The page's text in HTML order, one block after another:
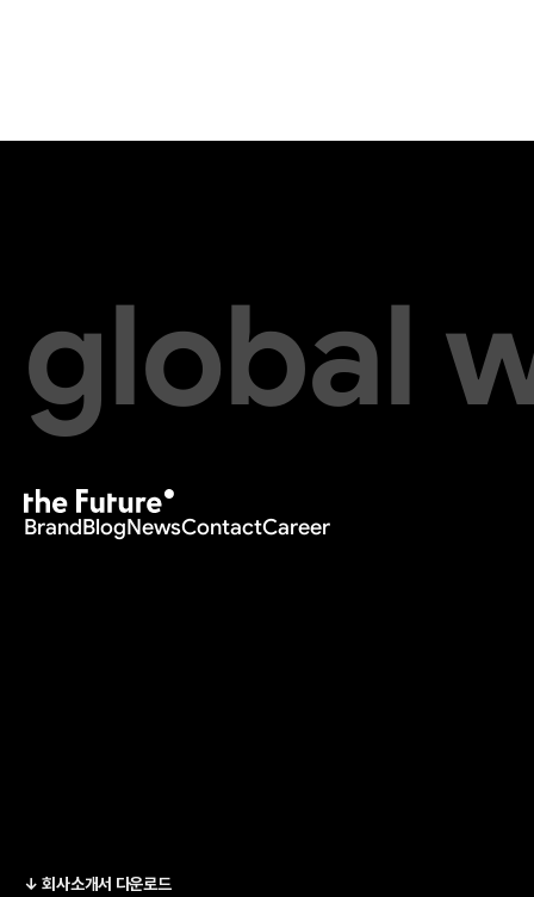
global
BrandBlogNewsContactCareer
↓ 회사소개서 다운로드